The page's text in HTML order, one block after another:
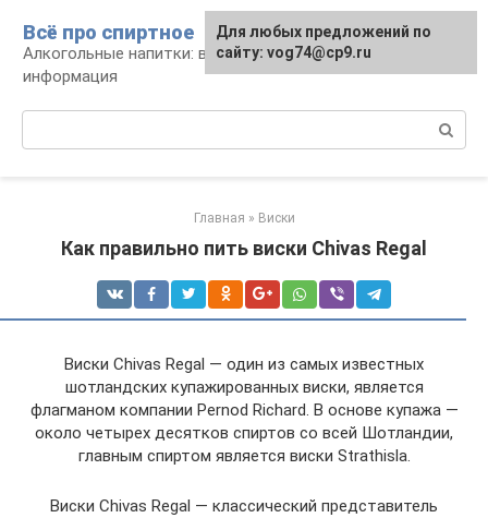
контенту
Всё про спиртное
Алкогольные напитки: виды, рецепты,
информация
Главная » Виски
Как правильно пить виски Chivas Regal
Виски Chivas Regal — один из самых известных
шотландских купажированных виски, является
флагманом компании Pernod Richard. В основе купажа —
около четырех десятков спиртов со всей Шотландии,
главным спиртом является виски Strathisla.
Виски Chivas Regal — классический представитель
Для любых предложений по
сайту: vog74@cp9.ru